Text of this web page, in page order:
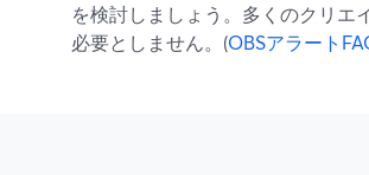
を検討しましょう。多くのクリエ
必要としません。(OBSアラート